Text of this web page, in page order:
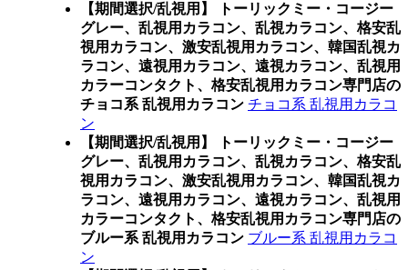
【期間選択/乱視用】 トーリックミー・コージー
グレー、乱視用カラコン、乱視カラコン、格安乱
視用カラコン、激安乱視用カラコン、韓国乱視カ
ラコン、遠視用カラコン、遠視カラコン、乱視用
カラーコンタクト、格安乱視用カラコン専門店の
チョコ系 乱視用カラコン チョコ系 乱視用カラコ
ン
【期間選択/乱視用】 トーリックミー・コージー
グレー、乱視用カラコン、乱視カラコン、格安乱
視用カラコン、激安乱視用カラコン、韓国乱視カ
ラコン、遠視用カラコン、遠視カラコン、乱視用
カラーコンタクト、格安乱視用カラコン専門店の
ブルー系 乱視用カラコン ブルー系 乱視用カラコ
ン